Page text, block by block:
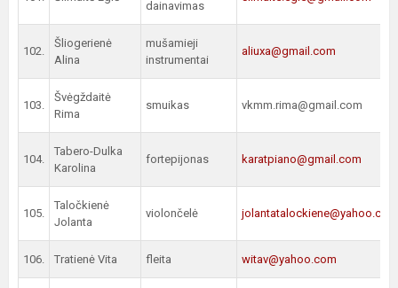
dainavimas
102.
Šliogerienė
Alina
mušamieji
instrumentai
aliuxa@gmail.com
103.
Švėgždaitė
Rima
smuikas vkmm.rima@gmail.com
104.
Tabero-Dulka
Karolina
fortepijonas karatpiano@gmail.com
105.
Taločkienė
Jolanta
violončelė jolantatalockiene@yahoo.com
106. Tratienė Vita fleita witav@yahoo.com